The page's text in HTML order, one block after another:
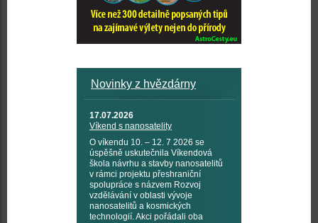
Novinky z hvězdárny
17.07.2026
Víkend s nanosatelity
O víkendu 10. – 12. 7 2026 se
úspěšně uskutečnila Víkendová
škola návrhu a stavby nanosatelitů
v rámci projektu přeshraniční
spolupráce s názvem Rozvoj
vzdělávání v oblasti vývoje
nanosatelitů a kosmických
technologií. Akci pořádali oba